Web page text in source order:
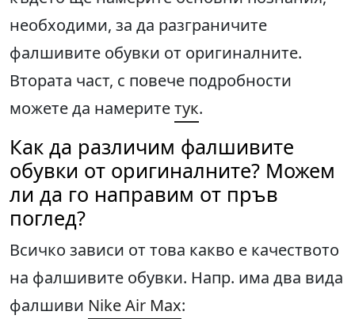
необходими, за да разграничите
фалшивите обувки от оригиналните.
Втората част, с повече подробности
можете да намеритетук.
Как да различим фалшивите
обувки от оригиналните? Можем
ли да го направим от пръв
поглед?
Всичко зависи от това какво е качеството
на фалшивите обувки. Напр. има два вида
фалшиви Nike Air Max: